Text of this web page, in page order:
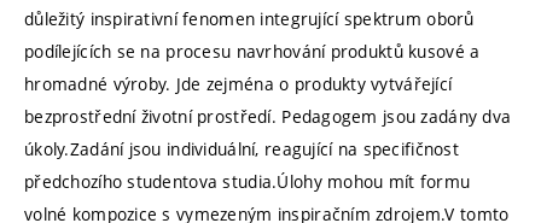
důležitý inspirativní fenomen integrující spektrum oborů
podílejících se na procesu navrhování produktů kusové a
hromadné výroby. Jde zejména o produkty vytvářející
bezprostřední životní prostředí. Pedagogem jsou zadány dva
úkoly.Zadání jsou individuální, reagující na specifičnost
předchozího studentova studia.Úlohy mohou mít formu
volné kompozice s vymezeným inspiračním zdrojem.V tomto